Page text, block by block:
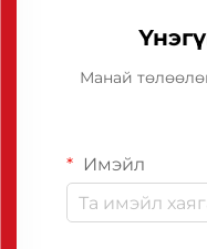
Манай
Имэйл